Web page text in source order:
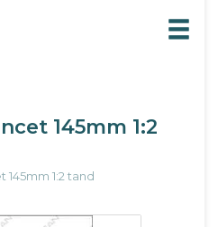
145mm 1:2
1:2 tand